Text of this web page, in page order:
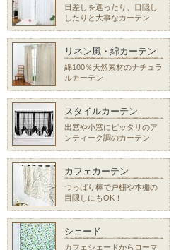
日差しを遮ったり、目隠し
したりと大事なカーテン
リネン風・綿カーテン
綿100％天然素材のナチュラ
ルカーテン
スタイルカーテン
出窓や小窓にピッタリのア
ンティーク調のカーテン
カフェカーテン
つっぱり棒で戸棚や本棚の
目隠しにもOK！
シェード
カフェシェードからローマ